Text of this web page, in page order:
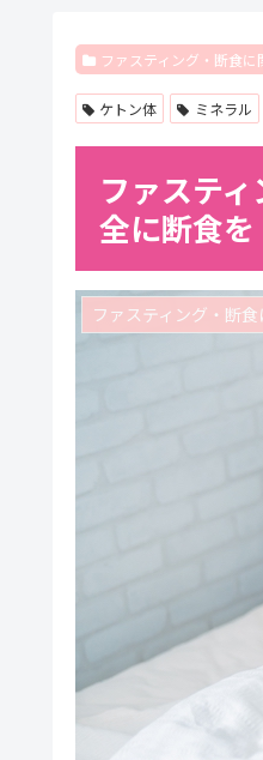
ファスティング・断食に
ケトン体 ミネラル
ファステ
全に断食を
ファスティング・断